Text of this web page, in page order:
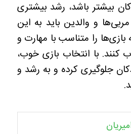
بیشتر باشد، رشد بیشتری
و والدین باید به این
را متناسب با مهارت و
کنند. با انتخاب بازی خوب،
جلوگیری کرده و به رشد و